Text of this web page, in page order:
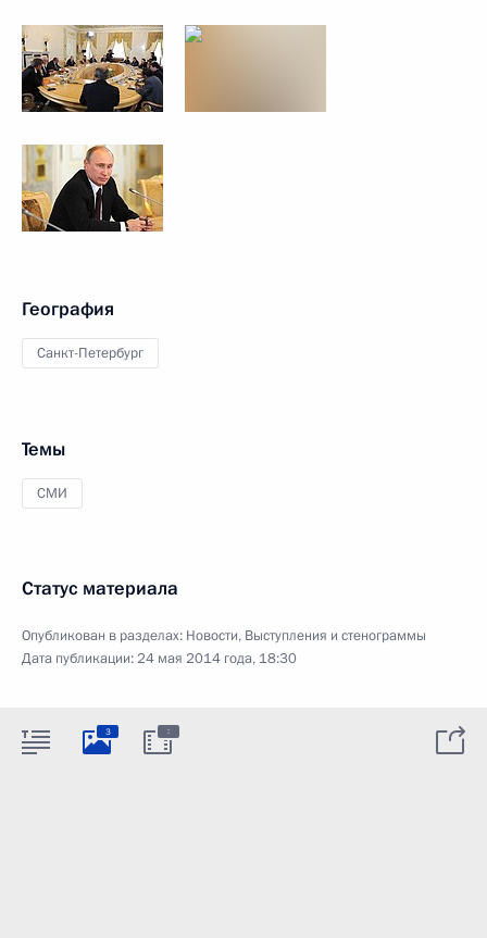
География
Санкт-Петербург
Темы
СМИ
Статус материала
Опубликован в разделах: Новости, Выступления и стенограммы
Дата публикации:24 мая 2014 года, 18:30
3 :